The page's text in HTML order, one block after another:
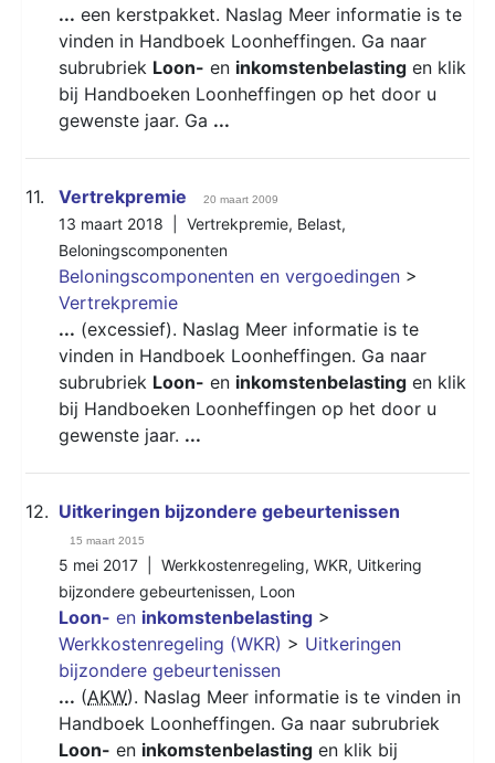
... een kerstpakket. Naslag Meer informatie is te
vinden in Handboek Loonheffingen. Ga naar
subrubriek Loon- en inkomstenbelasting en klik
bij Handboeken Loonheffingen op het door u
gewenste jaar. Ga ...
11. Vertrekpremie 20 maart 2009
13 maart 2018 | Vertrekpremie, Belast,
Beloningscomponenten
Beloningscomponenten en vergoedingen >
Vertrekpremie
... (excessief). Naslag Meer informatie is te
vinden in Handboek Loonheffingen. Ga naar
subrubriek Loon- en inkomstenbelasting en klik
bij Handboeken Loonheffingen op het door u
gewenste jaar. ...
12. Uitkeringen bijzondere gebeurtenissen
15 maart 2015
5 mei 2017 | Werkkostenregeling, WKR, Uitkering
bijzondere gebeurtenissen, Loon
Loon- en inkomstenbelasting >
Werkkostenregeling (WKR) > Uitkeringen
bijzondere gebeurtenissen
... (AKW). Naslag Meer informatie is te vinden in
Handboek Loonheffingen. Ga naar subrubriek
Loon- en inkomstenbelasting en klik bij